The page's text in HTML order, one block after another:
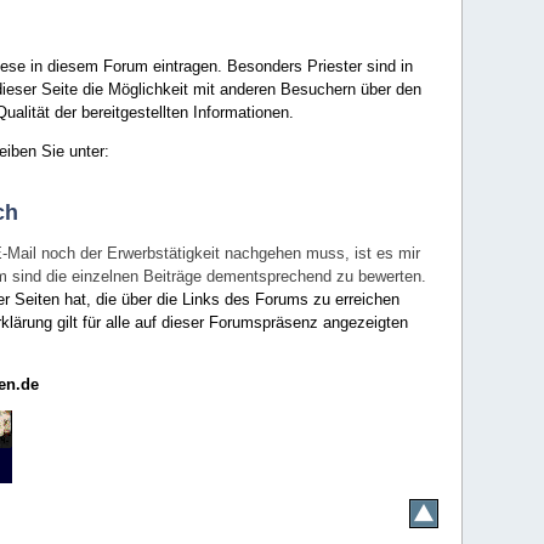
in diesem Forum eintragen. Besonders Priester sind in
Seite die Möglichkeit mit anderen Besuchern über den
der bereitgestellten Informationen.
Sie unter:
noch der Erwerbstätigkeit nachgehen muss, ist es mir
die einzelnen Beiträge dementsprechend zu bewerten.
Seiten hat, die über die Links des Forums zu erreichen
gilt für alle auf dieser Forumspräsenz angezeigten